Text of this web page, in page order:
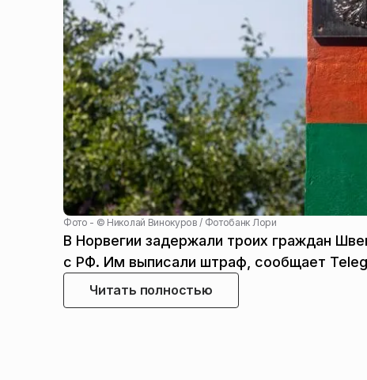
Фото - © Николай Винокуров / Фотобанк Лори
В Норвегии задержали троих граждан
с РФ. Им выписали штраф, сообщает
Читать полностью